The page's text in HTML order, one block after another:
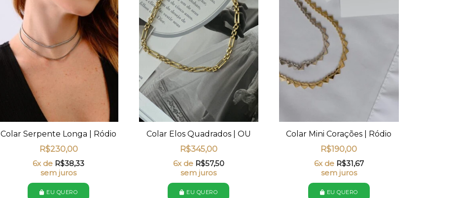
Colar Serpente Longa | Ródio
R$230,00
6x de R$38,33
sem juros
EU QUERO
Colar Elos Quadrados | OU
R$345,00
6x de R$57,50
sem juros
EU QUERO
Colar Mini Corações | Ródio
R$190,00
6x de R$31,67
sem juros
EU QUERO